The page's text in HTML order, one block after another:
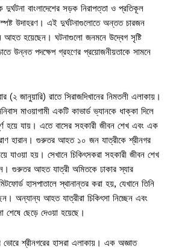
বাংলাদেশের সড়ক নিরাপত্তা ও প্রতিকূল
স্পষ্ট উদাহরণ। এই দুর্ঘটনাগুলোতে অন্তত চারজন
আহত হয়েছেন। ঘটনাগুলো জনমনে উদ্বেগ সৃষ্টি
উন্নত পদক্ষেপ গ্রহণের প্রয়োজনীয়তাকে সামনে
(২ জানুয়ারি) রাতে সিরাজদিখানের নিমতলী এলাকায়।
মাওয়াগামী একটি কাভার্ড ভ্যানকে ধাক্কা দিলে
হয়ে যায়। এতে বাসের সহকারী জীবন শেখ এবং এক
হারান। গুরুতর আহত ১০ জন যাত্রীকে শ্রীনগর
যাওয়া হয়। সেখানে চিকিৎসকরা সহকারী জীবন শেখ
গুরুতর আহত যাত্রী অমিতকে ঢাকার স্যার
হাসপাতালে স্থানান্তর করা হয়, যেখানে তিনি
অন্যান্য আহত যাত্রীরা চিকিৎসা নিচ্ছেন এবং
শেষে ছেড়ে দেওয়া হয়েছে।
ভোরে শ্রীনগরের হাসরা এলাকায়। এক অজ্ঞাত